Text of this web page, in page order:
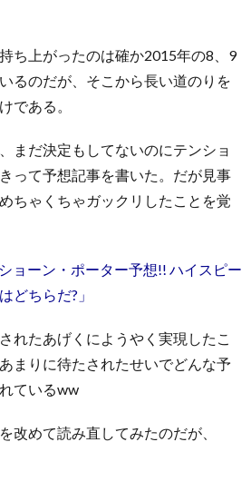
ち上がったのは確か2015年の8、9
るのだが、そこから長い道のりを
である。
まだ決定もしてないのにテンショ
って予想記事を書いた。だが見事
ちゃくちゃガックリしたことを覚
ョーン・ポーター予想!! ハイスピー
どちらだ?」
れたあげくにようやく実現したこ
まりに待たされたせいでどんな予
ているww
改めて読み直してみたのだが、